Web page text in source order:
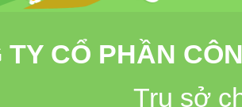
TY CỔ PHẦN
Trụ sở